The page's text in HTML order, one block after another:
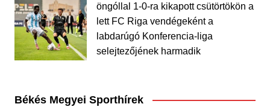
öngóllal 1-0-ra kikapott csütörtökön a
lett FC Riga vendégeként a
labdarúgó Konferencia-liga
selejtezőjének harmadik
Békés Megyei Sporthírek